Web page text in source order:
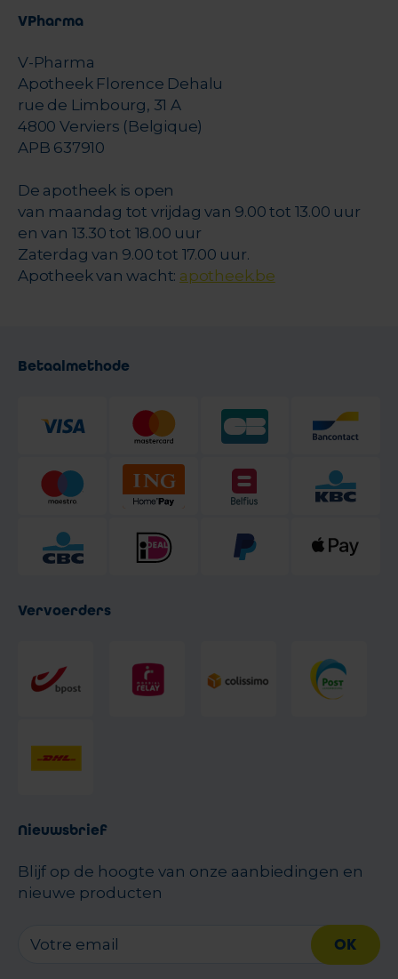
VPharma
V-Pharma
Apotheek Florence Dehalu
rue de Limbourg, 31 A
4800 Verviers (Belgique)
APB 637910
De apotheek is open
van maandag tot vrijdag van 9.00 tot 13.00 uur
en van 13.30 tot 18.00 uur
Zaterdag van 9.00 tot 17.00 uur.
Apotheek van wacht: apotheek.be
Betaalmethode
Vervoerders
Nieuwsbrief
Blijf op de hoogte van onze aanbiedingen en
nieuwe producten
OK